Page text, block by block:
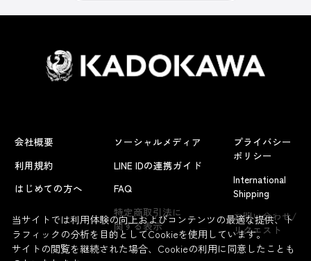
よくあるお問い合わせ
会社概要
利用規約
はじめての方へ
ソーシャルメディア
LINE IDの連携ガイド
FAQ
特定商取引法に
関する表示
プライバシー
ポリシー
International
Shipping
お問い合わせ/
リクエスト
当サイトでは利用体験の向上およびコンテンツの最適な提供、ト
ラフィックの分析を目的としてCookieを使用しています。
サイトの閲覧を継続された場合、Cookieの利用に同意したことも